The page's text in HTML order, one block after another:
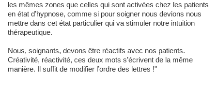
les mêmes zones que celles qui sont activées chez les patients
en état d’hypnose, comme si pour soigner nous devions nous
mettre dans cet état particulier qui va stimuler notre intuition
thérapeutique.
Nous, soignants, devons être réactifs avec nos patients.
Créativité, réactivité, ces deux mots s’écrivent de la même
manière. Il suffit de modifier l’ordre des lettres !"